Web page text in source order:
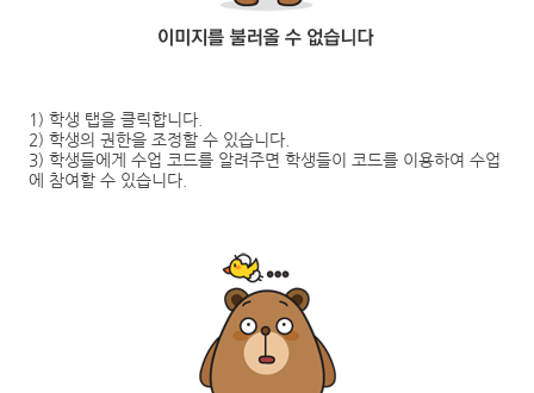
1) 학생 탭을 클릭합니다
2) 학생의 권한을 조정할 수 있습니다
3) 학생들에게 수업 코드를 알려주면 학생들이 코드를 이용하여 수업
에 참여할 수 있습니다